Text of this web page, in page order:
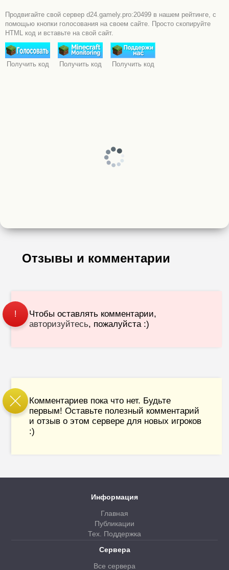
Продвигайте свой сервер d24.gamely.pro:20499 в нашем рейтинге, с
помощью кнопки голосования на своем сайте. Просто скопируйте
HTML код и вставьте на свой сайт.
Получить код Получить код Получить код
Отзывы и комментарии
!
Чтобы оставлять комментарии,
авторизуйтесь, пожалуйста :)
Комментариев пока что нет. Будьте
первым! Оставьте полезный комментарий
и отзыв о этом сервере для новых игроков
:)
Информация
Главная
Публикации
Тех. Поддержка
Сервера
Все сервера